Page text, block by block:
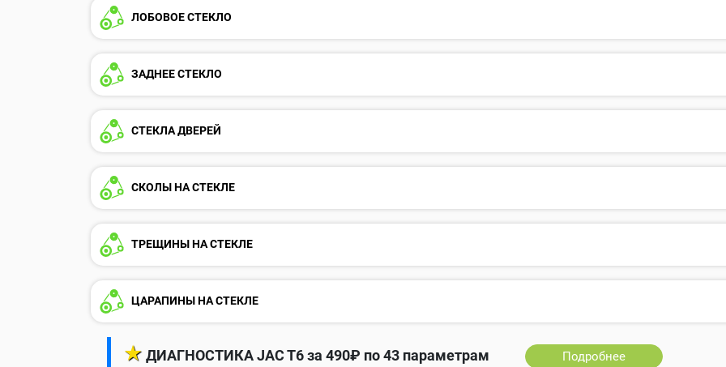
ЛОБОВОЕ СТЕКЛО
ЗАДНЕЕ СТЕКЛО
СТЕКЛА ДВЕРЕЙ
СКОЛЫ НА СТЕКЛЕ
ТРЕЩИНЫ НА СТЕКЛЕ
ЦАРАПИНЫ НА СТЕКЛЕ
★ ДИАГНОСТИКА JAC T6 за 490₽ по 43 параметрам Подробнее